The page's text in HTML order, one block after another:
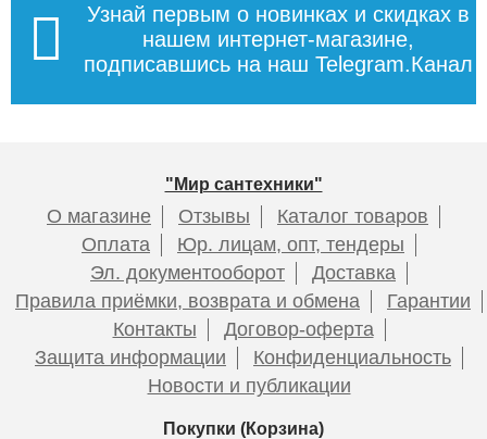
Узнай первым о новинках и скидках в
нашем интернет-магазине,
подписавшись на наш Telegram.Канал
"Мир сантехники"
О магазине Отзывы
Каталог товаров
Оплата
Юр. лицам, опт, тендеры
Эл. документооборот
Доставка
Правила приёмки, возврата и обмена
Гарантии
Контакты
Договор-оферта
Защита информации
Конфиденциальность
Новости и публикации
Покупки (Корзина)